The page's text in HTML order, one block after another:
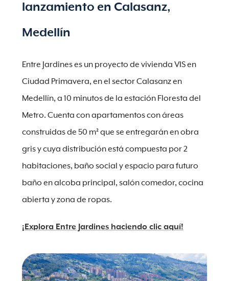
lanzamiento en Calasanz,
Medellín
Entre Jardines es un proyecto de vivienda VIS en
Ciudad Primavera, en el sector Calasanz en
Medellín, a 10 minutos de la estación Floresta del
Metro. Cuenta con apartamentos con áreas
construidas de 50 m² que se entregarán en obra
gris y cuya distribución está compuesta por 2
habitaciones, baño social y espacio para futuro
baño en alcoba principal, salón comedor, cocina
abierta y zona de ropas.
¡Explora Entre Jardines haciendo clic aquí!